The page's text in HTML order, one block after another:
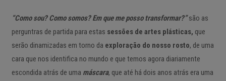
“Como sou? Como somos? Em que me posso transformar?” são as
perguntras de partida para estas sessões de artes plásticas, que
serão dinamizadas em torno da exploração do nosso rosto, de uma
cara que nos identifica no mundo e que temos agora diariamente
escondida atrás de uma máscara, que até há dois anos atrás era uma